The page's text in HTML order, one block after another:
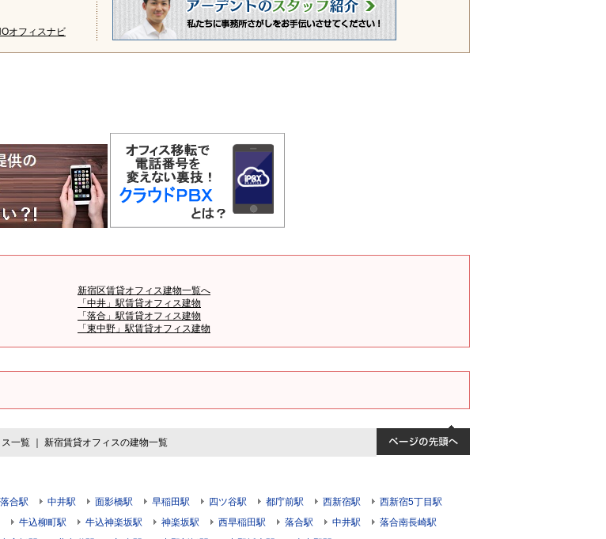
オフィスナビ
新宿区賃貸オフィス建物一覧へ
「中井」駅賃貸オフィス建物
「落合」駅賃貸オフィス建物
「東中野」駅賃貸オフィス建物
一覧 新宿賃貸オフィスの建物一覧
合駅 中井駅 面影橋駅 早稲田駅 四ツ谷駅 都庁前駅 西新宿駅
西新宿5丁目駅
牛込柳町駅 牛込神楽坂駅 神楽坂駅 西早稲田駅 落合駅 中井駅
落合南長崎駅